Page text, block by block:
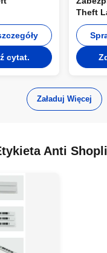
Twarde
PN6013
cytat.
Theft
style
Załaduj Więcej
Anti